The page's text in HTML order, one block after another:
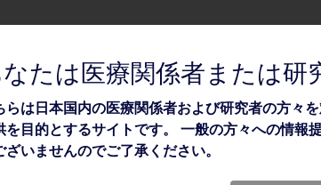
たは医療関係者または研
らは日本国内の医療関係者および研究者の方々
を目的とするサイトです。 一般の方々への情報
ざいませんのでご了承ください。